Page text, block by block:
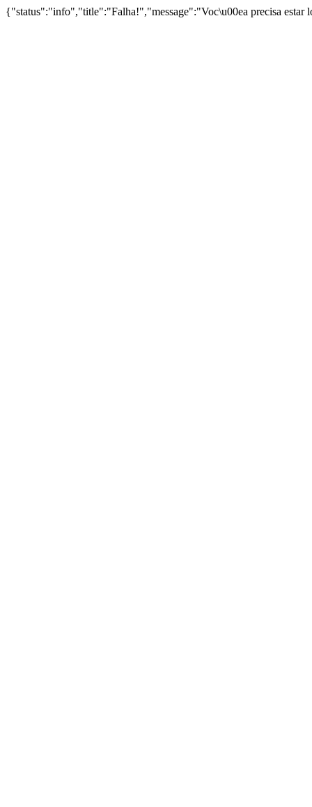
{"status":"info","title":"Falha!","message":"Voc\u00ea precisa